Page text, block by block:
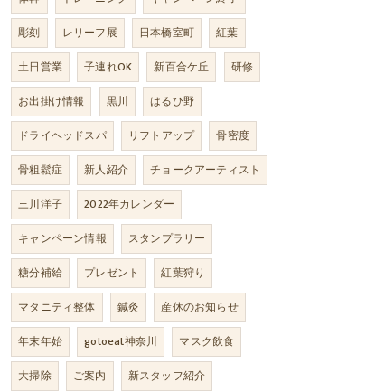
彫刻
レリーフ展 日本橋室町
紅葉
土日営業
子連れOK 新百合ケ丘
研修
お出掛け情報
黒川
はるひ野
ドライヘッドスパ
リフトアップ
骨密度
骨粗鬆症
新人紹介
チョークアーティスト
三川洋子
2022年カレンダー
キャンペーン情報
スタンプラリー
糖分補給
プレゼント
紅葉狩り
マタニティ整体
鍼灸
産休のお知らせ
年末年始
gotoeat神奈川
マスク飲食
大掃除
ご案内
新スタッフ紹介